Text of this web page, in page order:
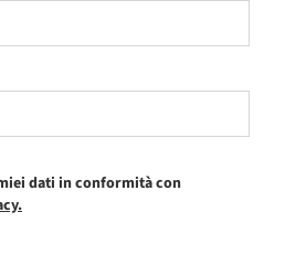
dati in conformità con